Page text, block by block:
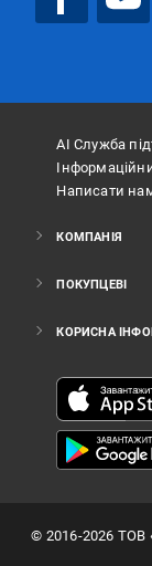
АІ Служба
Написати
КОМПАНІЯ
ПОКУПЦЕВІ
КОРИСНА
© 2016-2026 ТОВ